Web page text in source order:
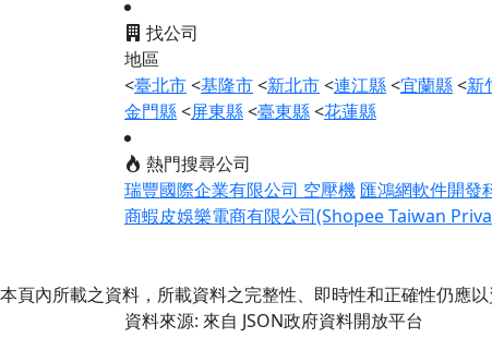
找公司
地區
<臺北市<基隆市<新北市<連江縣<宜蘭縣<新
金門縣<屏東縣<臺東縣<花蓮縣
熱門搜尋公司
瑞豐國際企業有限公司 空壓機 匯鴻網軟件開發
商蝦皮娛樂電商有限公司(Shopee Taiwan
本頁內所載之資料，所載資料之完整性、即時性和正確性仍應以
資料來源: 來自 JSON政府資料開放平台